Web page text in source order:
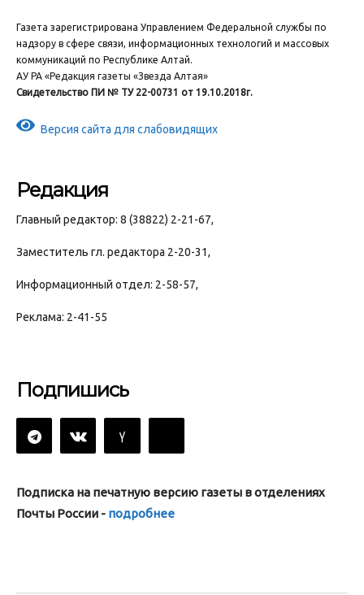
Газета зарегистрирована Управлением Федеральной службы по
надзору в сфере связи, информационных технологий и массовых
коммуникаций по Республике Алтай.
АУ РА «Редакция газеты «Звезда Алтая»
Свидетельство ПИ № ТУ 22-00731 от 19.10.2018г.
Версия сайта для слабовидящих
Редакция
Главный редактор: 8 (38822) 2-21-67,
Заместитель гл. редактора 2-20-31,
Информационный отдел: 2-58-57,
Реклама: 2-41-55
Подпишись
Подписка на печатную версию газеты в отделениях
Почты России - подробнее